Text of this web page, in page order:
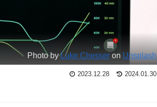
Photo byLuke Chesser on Unsplash
2023.12.28 2024.01.30